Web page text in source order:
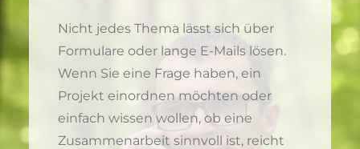
Nicht jedes Thema lässt sich über
Formulare oder lange E-Mails lösen.
Wenn Sie eine Frage haben, ein
Projekt einordnen möchten oder
einfach wissen wollen, ob eine
Zusammenarbeit sinnvoll ist, reicht